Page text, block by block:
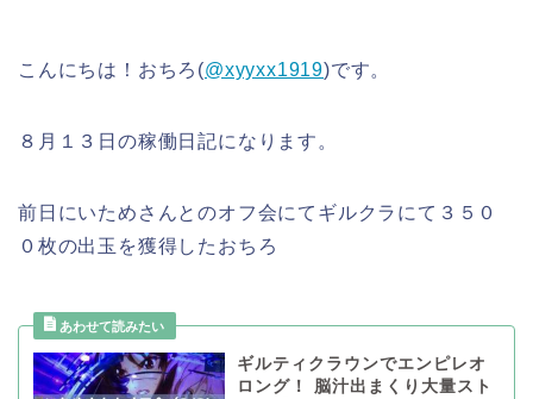
こんにちは！おちろ(@xyyxx1919)です。
８月１３日の稼働日記になります。
前日にいためさんとのオフ会にてギルクラにて３５０
０枚の出玉を獲得したおちろ
ギルティクラウンでエンピレオ
ロング！ 脳汁出まくり大量スト